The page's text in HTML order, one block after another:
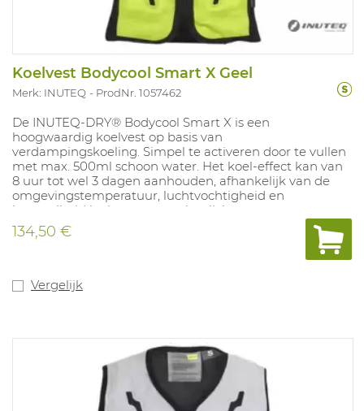
Koelvest Bodycool Smart X Geel
Merk: INUTEQ ProdNr. 1057462
De INUTEQ-DRY® Bodycool Smart X is een
hoogwaardig koelvest op basis van
verdampingskoeling. Simpel te activeren door te vullen
met max. 500ml schoon water. Het koel-effect kan van
8 uur tot wel 3 dagen aanhouden, afhankelijk van de
omgevingstemperatuur, luchtvochtigheid en
hoeveelheid luchtstroom op het lichaam.
Beschikbare maten: XS-5XL
134,50 €
Vergelijk